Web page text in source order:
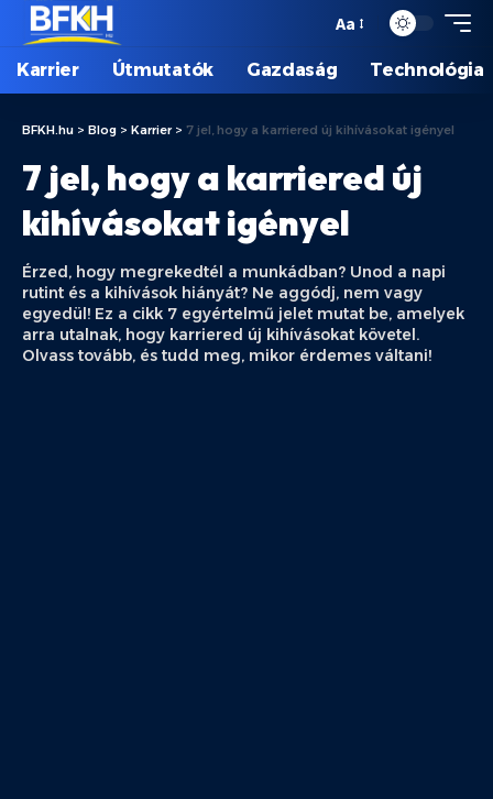
Aa
Karrier Útmutatók Gazdaság Technológia
BFKH.hu > Blog > Karrier> 7 jel, hogy a karriered új kihívásokat igényel
7 jel, hogy a karriered új
kihívásokat igényel
Érzed, hogy megrekedtél a munkádban? Unod a napi
rutint és a kihívások hiányát? Ne aggódj, nem vagy
egyedül! Ez a cikk 7 egyértelmű jelet mutat be, amelyek
arra utalnak, hogy karriered új kihívásokat követel.
Olvass tovább, és tudd meg, mikor érdemes váltani!